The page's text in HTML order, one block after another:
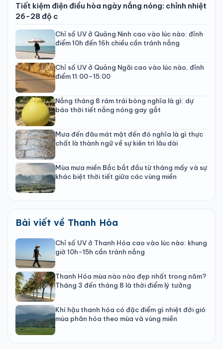
Tiết kiệm điện điều hòa ngày nắng nóng: chỉnh nhiệt
26-28 độ c
Chỉ số UV ở Quảng Ninh cao vào lúc nào: đỉnh
điểm 10h đến 16h chiều cần tránh nắng
Chỉ số UV ở Quảng Ngãi cao vào lúc nào, đỉnh
điểm 11:00–15:00
Nắng tháng 8 rám trái bòng nghĩa là gì: dự
báo thời tiết nắng nóng gay gắt
Mưa đến đâu mát mặt đến đó nghĩa là gì thực
chất là thành ngữ về sự kiên trì lâu dài
Mùa mưa miền Bắc bắt đầu từ tháng mấy và sự
khác biệt thời tiết giữa các vùng miền
Bài viết về Thanh Hóa
Chỉ số UV ở Thanh Hóa cao vào lúc nào: khung
giờ 10h-15h cần tránh nắng
Thanh Hóa mùa nào nào đẹp nhất trong năm?
Tháng 3 đến tháng 8 là thời điểm lý tưởng
Khí hậu thanh hóa có đặc điểm gì nhiệt đới gió
mùa phân hóa theo mùa và vùng miền